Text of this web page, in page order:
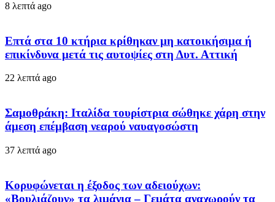
8 λεπτά ago
Επτά στα 10 κτήρια κρίθηκαν μη κατοικήσιμα ή
επικίνδυνα μετά τις αυτοψίες στη Δυτ. Αττική
22 λεπτά ago
Σαμοθράκη: Ιταλίδα τουρίστρια σώθηκε χάρη στην
άμεση επέμβαση νεαρού ναυαγοσώστη
37 λεπτά ago
Κορυφώνεται η έξοδος των αδειούχων:
«Βουλιάζουν» τα λιμάνια – Γεμάτα αναχωρούν τα